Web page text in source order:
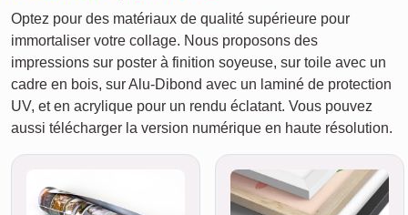
Optez pour des matériaux de qualité supérieure pour
immortaliser votre collage. Nous proposons des
impressions sur poster à finition soyeuse, sur toile avec un
cadre en bois, sur Alu-Dibond avec un laminé de protection
UV, et en acrylique pour un rendu éclatant. Vous pouvez
aussi télécharger la version numérique en haute résolution.